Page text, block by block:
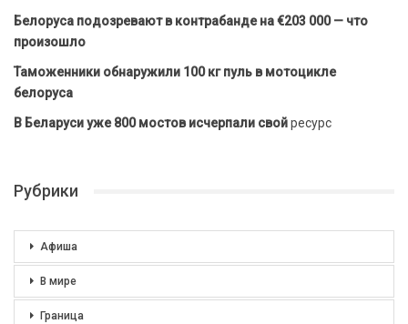
Белоруса подозревают в контрабанде на €203 000 — что
произошло
Таможенники обнаружили 100 кг пуль в мотоцикле
белоруса
В Беларуси уже 800 мостов исчерпали свойресурс
Рубрики
Афиша
В мире
Граница